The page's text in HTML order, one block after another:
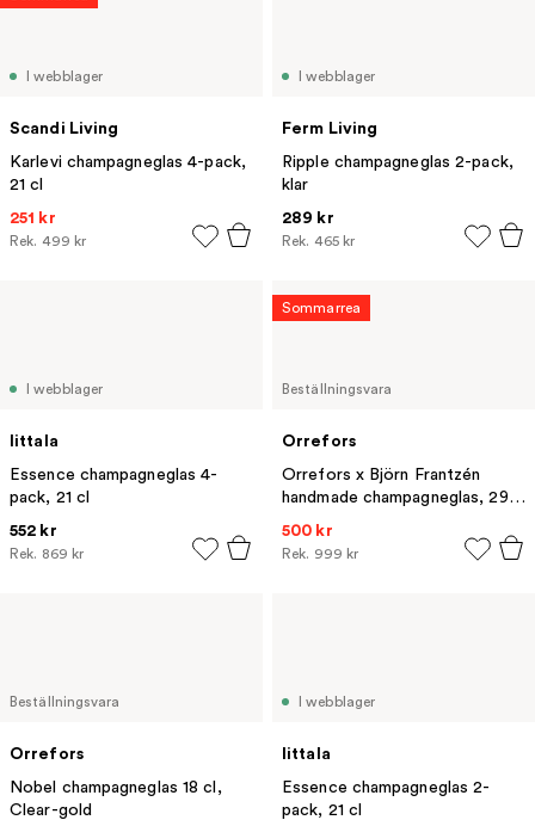
I webblager
Scandi Living
Karlevi champagneglas 4-pack,
21 cl
251 kr
Rek. 499 kr
I webblager
Ferm Living
Ripple champagneglas 2-pack,
klar
289 kr
Rek. 465 kr
I webblager
Iittala
Essence champagneglas 4-
pack, 21 cl
552 kr
Rek. 869 kr
Beställningsvara
Orrefors
Orrefors x Björn Frantzén
handmade champagneglas, 29
500 kr
Rek. 999 kr
Sommarrea
Beställningsvara
Orrefors
Nobel champagneglas 18 cl,
Clear-gold
I webblager
Iittala
Essence champagneglas 2-
pack, 21 cl